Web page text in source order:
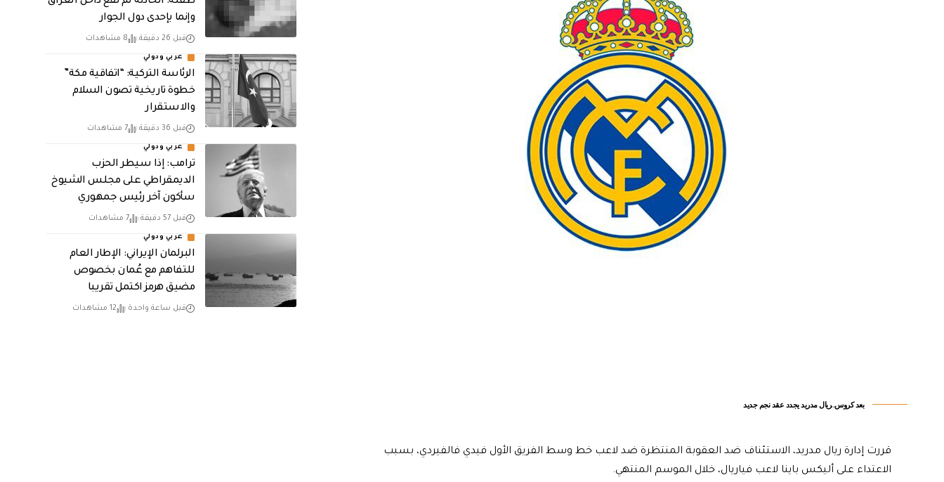
بعد كروس..ريال مدريد يجدد عقد نجم جديد
قررت إدارة ريال مدريد، الاستئناف ضد العقوبة المنتظرة ضد لاعب خط وسط الفريق الأول فيدي فالفيردي، بسبب
الاعتداء على أليكس باينا لاعب فياريال، خلال الموسم المنتهي.
وإنما بإحدى دول الجوار
قبل 26 دقيقة 8 مشاهدات
عربي ودولي
الرئاسة التركية: “اتفاقية مكة”
خطوة تاريخية تصون السلام
والاستقرار
قبل 36 دقيقة 7 مشاهدات
عربي ودولي
ترامب: إذا سيطر الحزب
الديمقراطي على مجلس الشيوخ
سأكون آخر رئيس جمهوري
قبل 57 دقيقة 7 مشاهدات
عربي ودولي
البرلمان الإيراني: الإطار العام
للتفاهم مع عُمان بخصوص
مضيق هرمز اكتمل تقريبا
قبل ساعة واحدة 12 مشاهدات